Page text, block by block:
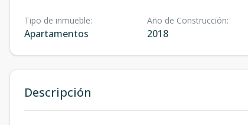
Tipo de inmueble:
Apartamentos
Año de Construcción:
2018
Descripción